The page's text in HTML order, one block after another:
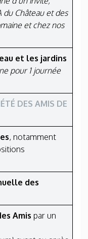
du Château et des
et chez nos
et les jardins
pour 1 journée
DES AMIS DE
, notamment
des
Amis par un